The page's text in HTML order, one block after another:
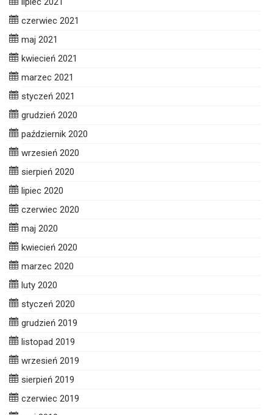
czerwiec 2021
maj 2021
kwiecień 2021
marzec 2021
styczeń 2021
grudzień 2020
październik 2020
wrzesień 2020
sierpień 2020
lipiec 2020
czerwiec 2020
maj 2020
kwiecień 2020
marzec 2020
luty 2020
styczeń 2020
grudzień 2019
listopad 2019
wrzesień 2019
sierpień 2019
czerwiec 2019